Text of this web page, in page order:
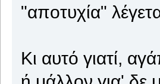
"αποτυχία"
Κι αυτό γιατί,